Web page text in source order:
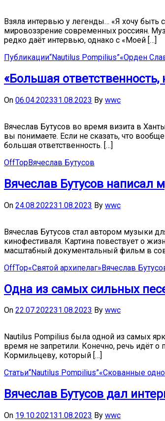
Взяла интервью у легенды… «Я хочу быть
мировоззрение современных россиян.
редко даёт интервью, однако с «Моей […]
Публикации“Nautilus Pompilius”«Орден
«Большая
On 06.04.202331.08.2023 By wwc
Вячеслав Бутусов во время визита в
вы понимаете. Если не сказать, что
большая ответственность. […]
OffTopВячеслав Бутусов
Вячеслав Бутусов написал
On 24.08.202231.08.2023 By wwc
Вячеслав Бутусов стал автором музыки
кинофестиваля. Картина повествует о
масштабный документальный фильм в
OffTop«Святой архипелаг»Вячеслав
Одна из самых сильных
On 22.07.202231.08.2023 By wwc
Nautilus Pompilius была одной из самых
время не запретили. Конечно, речь идёт
Кормильцеву, который […]
Статьи“Nautilus Pompilius”«Скованные
Вячеслав Бутусов дал
On 19.10.202131.08.2023 By wwc